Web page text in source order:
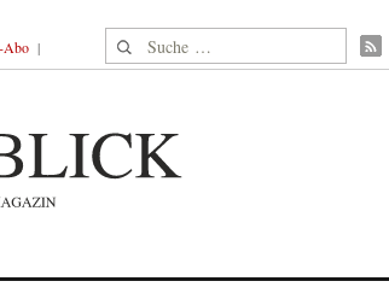
Abo Suche nach: